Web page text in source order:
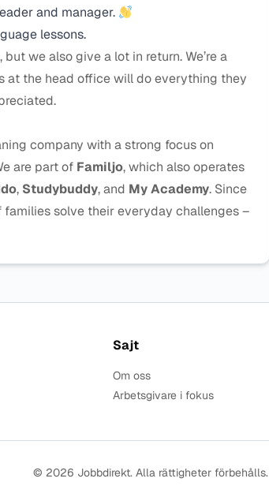
and manager.
lessons.
we also give a lot in return. We’re a
at the head office will do everything they
company with a strong focus on
are part of Familjo, which also operates
, Studybuddy, and My Academy. Since
solve their everyday challenges –
Sajt
Om oss
Arbetsgivare i fokus
© 2026 Jobbdirekt. Alla rättigheter förbehålls.